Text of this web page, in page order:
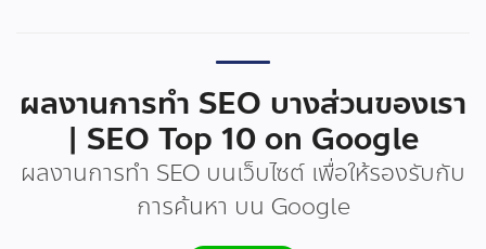
ผลงานการทำ SEO บางส่วนของเรา
| SEO Top 10 on Google
ผลงานการทำ SEO บนเว็บไซต์ เพื่อให้รองรับกับ
การค้นหา บน Google